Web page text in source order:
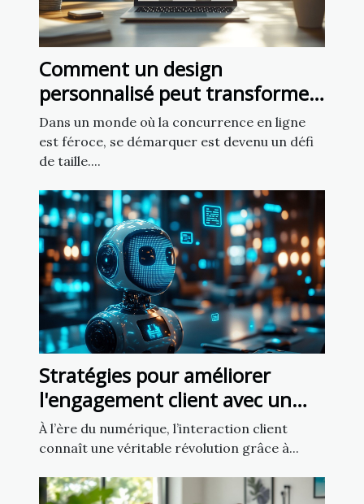
Comment un design
personnalisé peut transformer
votre présence en ligne ?
Dans un monde où la concurrence en ligne
est féroce, se démarquer est devenu un défi
de taille....
Stratégies pour améliorer
l'engagement client avec un
chatbot IA
À l’ère du numérique, l’interaction client
connaît une véritable révolution grâce à...